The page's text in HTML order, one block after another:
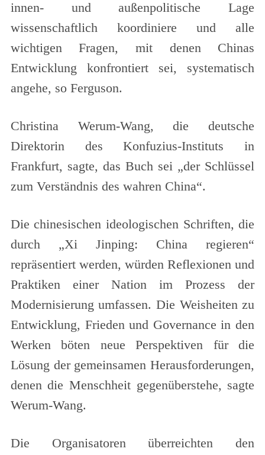
innen- und außenpolitische Lage
wissenschaftlich koordiniere und alle
wichtigen Fragen, mit denen Chinas
Entwicklung konfrontiert sei, systematisch
angehe, so Ferguson.
Christina Werum-Wang, die deutsche
Direktorin des Konfuzius-Instituts in
Frankfurt, sagte, das Buch sei „der Schlüssel
zum Verständnis des wahren China“.
Die chinesischen ideologischen Schriften, die
durch „Xi Jinping: China regieren“
repräsentiert werden, würden Reflexionen und
Praktiken einer Nation im Prozess der
Modernisierung umfassen. Die Weisheiten zu
Entwicklung, Frieden und Governance in den
Werken böten neue Perspektiven für die
Lösung der gemeinsamen Herausforderungen,
denen die Menschheit gegenüberstehe, sagte
Werum-Wang.
Die Organisatoren überreichten den